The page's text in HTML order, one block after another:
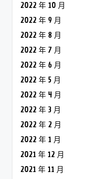
2022 年 10 月
2022 年 9 月
2022 年 8 月
2022 年 7 月
2022 年 6 月
2022 年 5 月
2022 年 4 月
2022 年 3 月
2022 年 2 月
2022 年 1 月
2021 年 12 月
2021 年 11 月